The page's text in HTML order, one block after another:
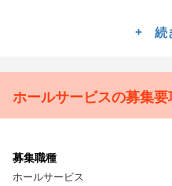
斬新かつ革新的な発想で「
求すること」をコンセプト
至福の時間を提供し続けてい
------------------------------
A5和牛 能登牛をブラーチェ（炭焼
希少和牛である能登牛や豊後水道
+ 続
ホールサービスの募集要
募集職種
ホールサービス